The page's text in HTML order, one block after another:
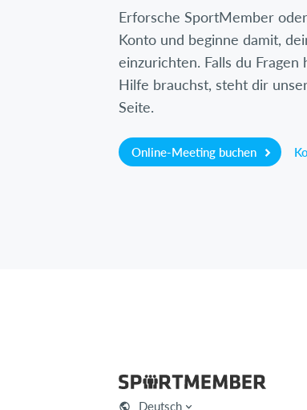
Erforsche SportMember
Konto und beginne damit,
einzurichten. Falls du
Hilfe brauchst, steht dir
Seite.
Online-Meeting buchen
Deutsch